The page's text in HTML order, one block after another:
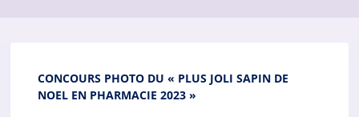
CONCOURS PHOTO DU « PLUS JOLI SAPIN DE
NOEL EN PHARMACIE 2023 »